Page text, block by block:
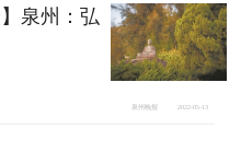
泉州：弘
泉州晚报 2022-05-13